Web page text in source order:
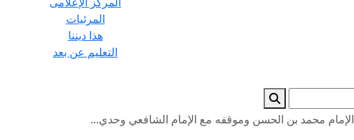
المرئيات
هذا ديننا
التعليم عن بعد
الإمام محمد بن الحسن وموقفه مع الإمام الشافعي وحدي...